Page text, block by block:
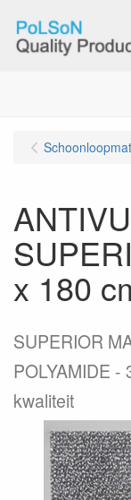
x 180
SUPERIOR
POLYAMIDE -
kwaliteit